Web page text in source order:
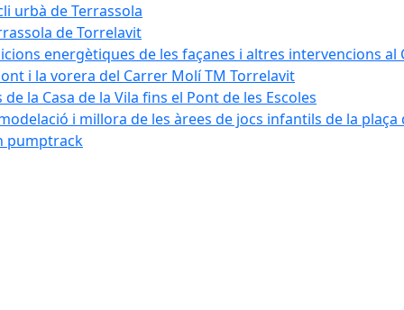
urbà de Terrassola
de Torrelavit
energètiques de les façanes i altres intervencions al
i la vorera del Carrer Molí TM Torrelavit
la Casa de la Vila fins el Pont de les Escoles
i millora de les àrees de jocs infantils de la
pumptrack